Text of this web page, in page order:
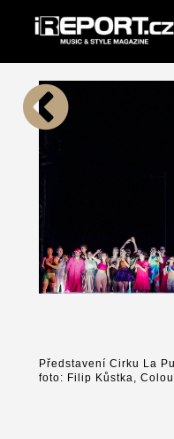
Představení Cirku La
foto: Filip Kůstka,